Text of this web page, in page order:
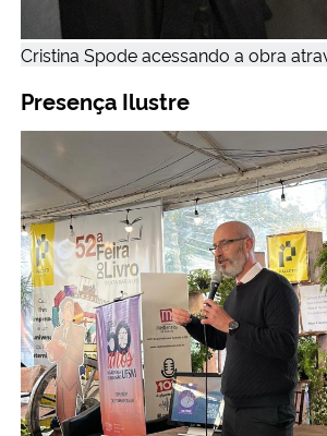
Cristina Spode acessando a obra
Presença Ilustre